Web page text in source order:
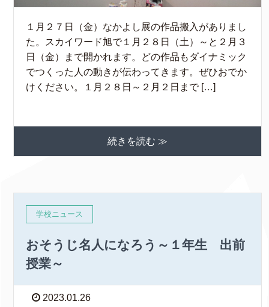
１月２７日（金）なかよし展の作品搬入がありまし
た。スカイワード旭で１月２８日（土）～と２月３
日（金）まで開かれます。どの作品もダイナミック
でつくった人の動きが伝わってきます。ぜひおでか
けください。１月２８日～２月２日まで […]
続きを読む ≫
学校ニュース
おそうじ名人になろう～１年生 出前
授業～
2023.01.26